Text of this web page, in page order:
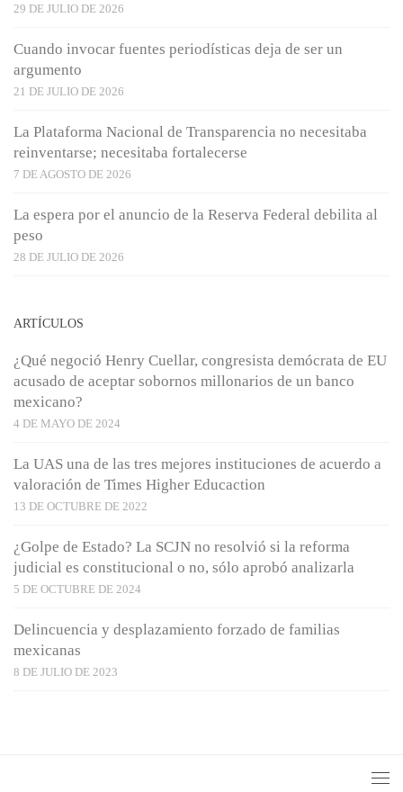
29 DE JULIO DE 2026
Cuando invocar fuentes periodísticas deja de ser un
argumento
21 DE JULIO DE 2026
La Plataforma Nacional de Transparencia no necesitaba
reinventarse; necesitaba fortalecerse
7 DE AGOSTO DE 2026
La espera por el anuncio de la Reserva Federal debilita al
peso
28 DE JULIO DE 2026
ARTÍCULOS
¿Qué negoció Henry Cuellar, congresista demócrata de EU
acusado de aceptar sobornos millonarios de un banco
mexicano?
4 DE MAYO DE 2024
La UAS una de las tres mejores instituciones de acuerdo a
valoración de Times Higher Educaction
13 DE OCTUBRE DE 2022
¿Golpe de Estado? La SCJN no resolvió si la reforma
judicial es constitucional o no, sólo aprobó analizarla
5 DE OCTUBRE DE 2024
Delincuencia y desplazamiento forzado de familias
mexicanas
8 DE JULIO DE 2023